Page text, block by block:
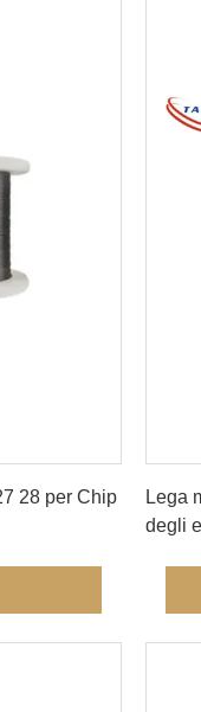
28 per Chip
Lega
degli